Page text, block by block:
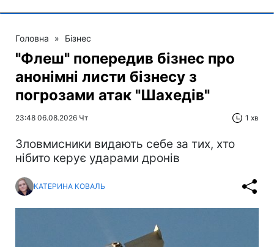
Головна » Бізнес
"Флеш" попередив бізнес про
анонімні листи бізнесу з
погрозами атак "Шахедів"
23:48 06.08.2026 Чт 1 хв
Зловмисники видають себе за тих, хто
нібито керує ударами дронів
КАТЕРИНА КОВАЛЬ